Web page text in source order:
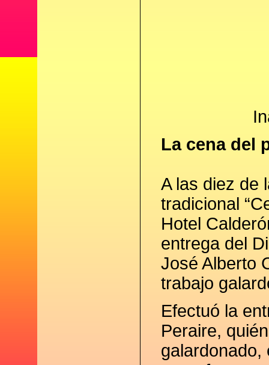
La cena del
A las diez de
tradicional
Hotel
entrega del
José Alberto
trabajo
Efectuó la
Peraire,
galardonado,